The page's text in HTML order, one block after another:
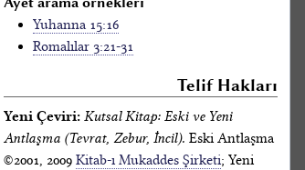
Yuhanna 15:16
Romalılar 3:21-31
Telif Hakları
Yeni Çeviri: Kutsal Kitap: Eski ve Yeni
Antlaşma (Tevrat, Zebur, İncil). Eski Antlaşma
©2001, 2009 Kitab-ı Mukaddes Şirketi; Yeni